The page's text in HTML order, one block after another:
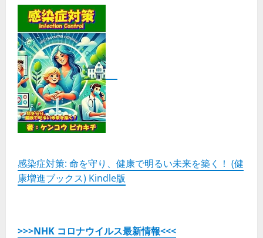
感染症対策: 命を守り、健康で明るい未来を築く！ (健
康増進ブックス) Kindle版
>>>NHK コロナウイルス最新情報<<<